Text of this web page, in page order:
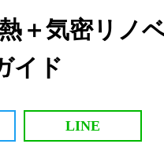
＋気密リノ
イド
LINE